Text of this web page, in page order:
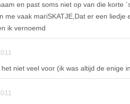
en past soms niet op van die korte
me vaak mariSKATJE,Dat er een liedje
ik vernoemd
niet veel voor (ik was altijd de enige